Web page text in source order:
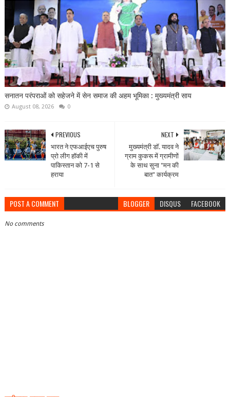
सनातन परंपराओं को सहेजने में सेन समाज की अहम भूमिका : मुख्यमंत्री साय
August 08, 2026 0
NEXT
मुख्यमंत्री डॉ. यादव ने
ग्राम कुकरू में ग्रामीणों
के साथ सुना "मन की
बात" कार्यक्रम
PREVIOUS
भारत ने एफआईएच पुरुष
प्रो लीग हॉकी में
पाकिस्तान को 7-1 से
हराया
POST A COMMENT BLOGGER DISQUS FACEBOOK
No comments